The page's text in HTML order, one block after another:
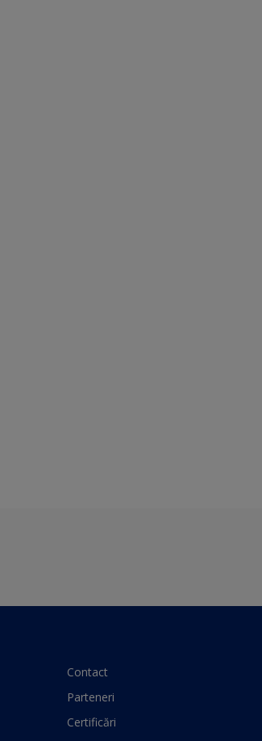
Contact
Parteneri
Certificări